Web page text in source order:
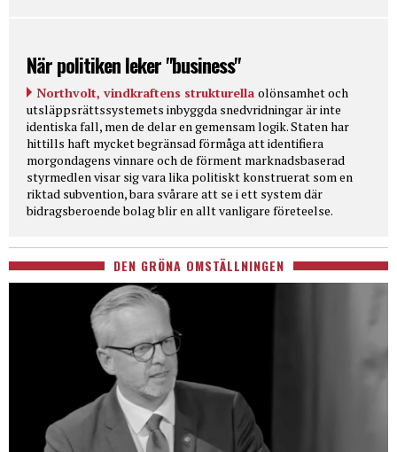
När politiken leker "business"
Northvolt, vindkraftens strukturella olönsamhet och
utsläppsrättssystemets inbyggda snedvridningar är inte
identiska fall, men de delar en gemensam logik. Staten har
hittills haft mycket begränsad förmåga att identifiera
morgondagens vinnare och de förment marknadsbaserad
styrmedlen visar sig vara lika politiskt konstruerat som en
riktad subvention, bara svårare att se i ett system där
bidragsberoende bolag blir en allt vanligare företeelse.
DEN GRÖNA OMSTÄLLNINGEN